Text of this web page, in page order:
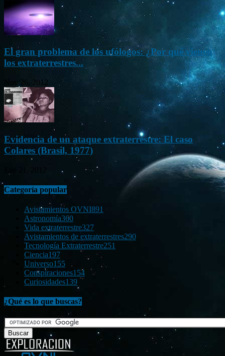
El gran problema de los ufólogos: ¿Por qué vienen
los extraterrestres...
Nov 26, 2012
Evidencia de un ataque extraterrestre: El caso
Colares (Brasil, 1977)
Categoría popular
Avistamientos OVNI891
Astronomía360
Vida extraterrestre327
Avistamientos de extraterrestres290
Tecnología Extraterrestre251
Ciencia197
Universo155
Conspiraciones154
Curiosidades139
¿Qué es lo que buscas?